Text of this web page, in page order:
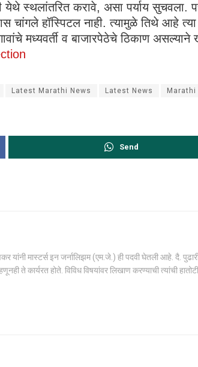
स्थलांतरित करावे, असा पर्याय सुचवला.
चांगले हॉस्पिटल नाही. त्यामुळे तिथे आहे
मध्यवर्ती व बाजारपेठेचे ठिकाण असल्याने
Latest Marathi News Latest News Marathi
Send
मास्टर्स इन जर्नालिझम (एम.जे.) ही पदवी घेतली आहे. दै.
ते कार्यरत होते. विविध विषयांवर लिखाण करण्याची त्यांची हातोटी